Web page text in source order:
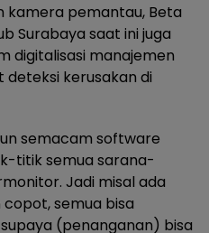
kamera pemantau, Beta
Surabaya saat ini juga
digitalisasi manajemen
kerusakan di
semacam software
titik semua sarana-
Jadi misal ada
semua bisa
(penanganan) bisa